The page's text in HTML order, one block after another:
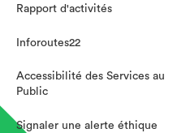
Rapport d'activités
Inforoutes22
Accessibilité des Services au
Public
Signaler une alerte éthique